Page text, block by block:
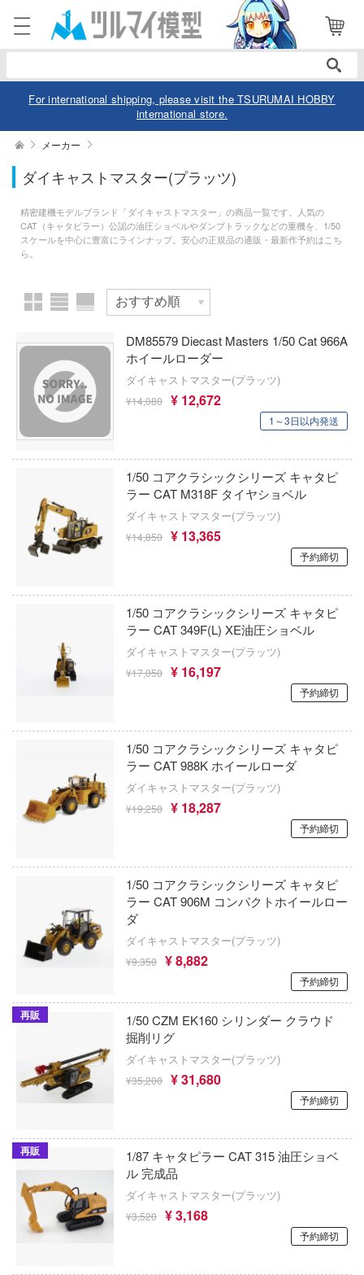
For international shipping, please visit the TSURUMAI HOBBY
international store.
メーカー
ダイキャストマスター(プラッツ)
精密建機モデルブランド「ダイキャストマスター」の商品一覧です。人気の
CAT（キャタピラー）公認の油圧ショベルやダンプトラックなどの重機を、1/50
スケールを中心に豊富にラインナップ。安心の正規品の通販・最新作予約はこち
ら。
DM85579 Diecast Masters 1/50 Cat 966A
ホイールローダー
ダイキャストマスター(プラッツ)
¥14,080 ¥ 12,672
1～3日以内発送
1/50 コアクラシックシリーズ キャタピ
ラー CAT M318F タイヤショベル
ダイキャストマスター(プラッツ)
¥14,850 ¥ 13,365
予約締切
1/50 コアクラシックシリーズ キャタピ
ラー CAT 349F(L) XE油圧ショベル
ダイキャストマスター(プラッツ)
¥17,050 ¥ 16,197
予約締切
1/50 コアクラシックシリーズ キャタピ
ラー CAT 988K ホイールローダ
ダイキャストマスター(プラッツ)
¥19,250 ¥ 18,287
予約締切
1/50 コアクラシックシリーズ キャタピ
ラー CAT 906M コンパクトホイールロー
ダ
ダイキャストマスター(プラッツ)
¥9,350 ¥ 8,882
予約締切
再販
1/50 CZM EK160 シリンダー クラウド
掘削リグ
ダイキャストマスター(プラッツ)
¥35,200 ¥ 31,680
予約締切
再販
1/87 キャタピラー CAT 315 油圧ショベ
ル 完成品
ダイキャストマスター(プラッツ)
¥3,520 ¥ 3,168
予約締切
表示商品
スケール
価格帯
欠品商品を表示
カテゴリー (ページ移動)
プラモデル
プラモデル-アニメ/ゲーム作品別
プラモデル-シリーズ別
ミリタリー
乗り物
恐竜
城・文化財
美プラ
フィギュア-アニメ/ゲーム作品別
フィギュア-シリーズ別
アクションフィギュアシリーズ
組み立て式フィギュアシリーズ
動物系
ドール
ミニカー・トイ
チョロQシリーズ
トミカ総合
Hi-Story(ハイ・ストーリー)
モデラーズ(インターアライド)
自動車メーカー別
その他完成品モデル
ぬいぐるみ
塗料・工具・素材・他
塗料・溶剤
デカール・シール・ステッカー
メンテナンス
ジオラマ(ディオラマ)
ディスプレイ用品
作品別
IdentityV 第五人格 (アイデンティティV)
アイドルマスター
あつまれ どうぶつの森
アークナイツ
アイドリッシュセブン
あんさんぶるスターズ！！
アオのハコ
アルカナディア
アトリエシリーズ
アーマード・コア
痛いのは嫌なので防御力に極振りしたい
す。
車・トラック・バイク
飛行機・ヘリ
戦車・軍用車両
船・潜水艦
建物・城
その他
Armabianca
アルゴファイルジャパン
アルゴ舎
ARCADIA
IDAPテクノロジー(バウマン)
青島文化教材社
ICM(ハセガワ)
AniGame
アネックスツール
Amusing Hobby(ビーバーコーポレーショ
IBGモデルス(バウマン・ビーバーコーポ
電話で注文・問い合わせ
052-744-0979
会員登録
品 閲覧履歴 お気に入り
テゴリー
ル-アニメ/ゲーム作品別
アイテム
ア-シリーズ別
フィギュアシリーズ
フィギュアシリーズ
リーズ
イ・ストーリー)
ズ(インターアライド)
成品モデル
ョントイ
具・素材・他
材・部品
レーン
第五人格 (アイデンティティV)
スター
レイズナー
ッシュセブン
ド・コア
嫌なので防御力に極振りしたいと思いま
『マニアック』
リーズ
んは遊びたい!
TUNE
マン (ULTRAMAN)
用車両
教材社
ュ・ルージュ
ーツ
ヤ
ンド
オス